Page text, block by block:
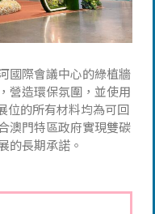
國際會議中心的綠植牆
營造環保氛圍，並使用
位的所有材料均為可回
澳門特區政府實現雙碳
的長期承諾。